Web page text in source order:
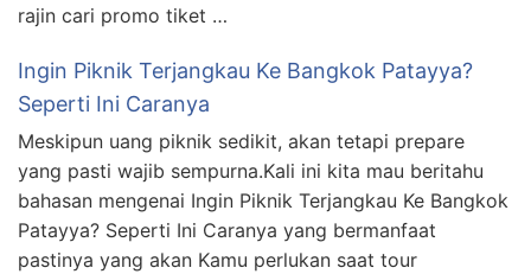
rajin cari promo tiket …
Ingin Piknik Terjangkau Ke Bangkok Patayya?
Seperti Ini Caranya
Meskipun uang piknik sedikit, akan tetapi prepare
yang pasti wajib sempurna.Kali ini kita mau beritahu
bahasan mengenai Ingin Piknik Terjangkau Ke Bangkok
Patayya? Seperti Ini Caranya yang bermanfaat
pastinya yang akan Kamu perlukan saat tour